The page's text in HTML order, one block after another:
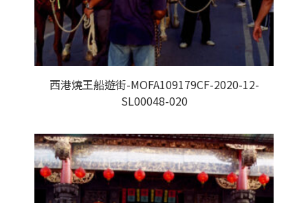
西港燒王船遊街-MOFA109179CF-2020-12-
SL00048-020